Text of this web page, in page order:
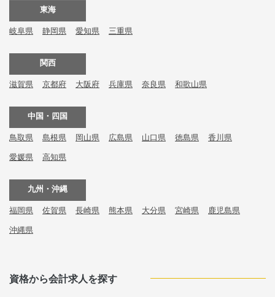
東海
岐阜県 静岡県 愛知県 三重県
関西
滋賀県 京都府 大阪府 兵庫県 奈良県 和歌山県
中国・四国
鳥取県 島根県 岡山県 広島県 山口県 徳島県 香川県
愛媛県 高知県
九州・沖縄
福岡県 佐賀県 長崎県 熊本県 大分県 宮崎県 鹿児島県
沖縄県
資格から会計求人を探す